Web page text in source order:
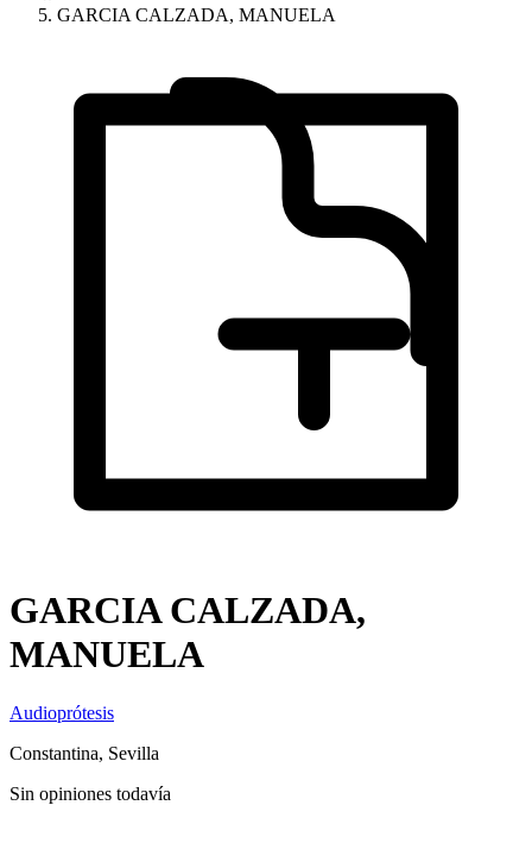
GARCIA CALZADA, MANUELA
GARCIA CALZADA,
MANUELA
Audioprótesis
Constantina, Sevilla
Sin opiniones todavía